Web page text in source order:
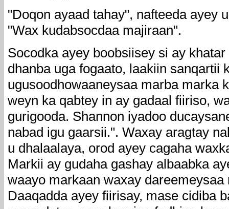
"Doqon ayaad tahay", nafteeda ayey
"Wax kudabsocdaa majiraan".
Socodka ayey boobsiisey si ay khatar
dhanba uga fogaato, laakiin sanqartii
ugusoodhowaaneysaa marba marka
weyn ka qabtey in ay gadaal fiiriso,
gurigooda. Shannon iyadoo
nabad igu gaarsii.". Waxay aragtay
u dhalaalaya, orod ayey cagaha
Markii ay gudaha gashay albaabka
waayo markaan waxay
Daaqadda ayey fiirisay, mase cidiba